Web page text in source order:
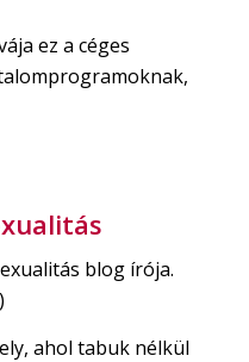
ez a céges
blog írója.
)
ahol tabuk nélkül